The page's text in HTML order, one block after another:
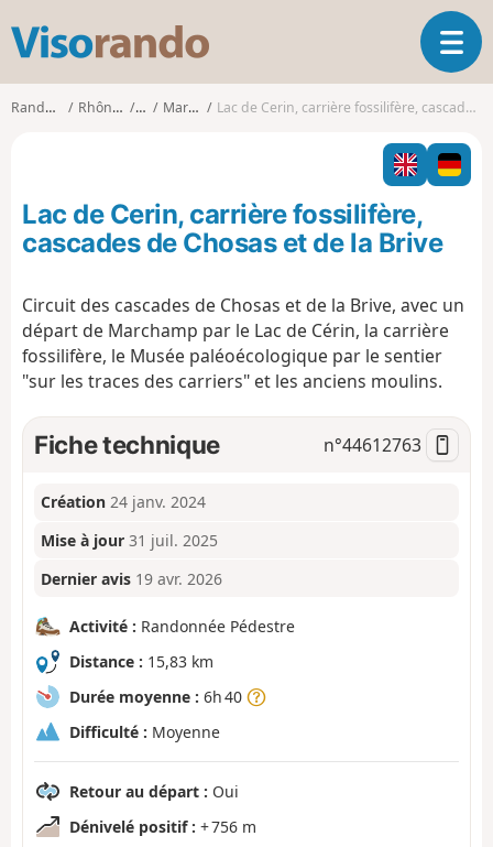
s
o
o
O
u
i
r
l
i
o
Randonnées Rhône-Alpes Ain Marchamp Lac de Cerin, carrière fossilifère, cascades de Chosas et de la Brive
Lac de Cerin, carrière fossilifère,
cascades de Chosas et de la Brive
Circuit des cascades de Chosas et de la Brive, avec un
départ de Marchamp par le Lac de Cérin, la carrière
fossilifère, le Musée paléoécologique par le sentier
"sur les traces des carriers" et les anciens moulins.
Fiche technique n°44612763
Création 24 janv. 2024
Mise à jour 31 juil. 2025
Dernier avis 19 avr. 2026
Activité : Randonnée Pédestre
Distance : 15,83 km
Durée moyenne : 6h 40
Difficulté : Moyenne
Retour au départ : Oui
Dénivelé positif : + 756 m